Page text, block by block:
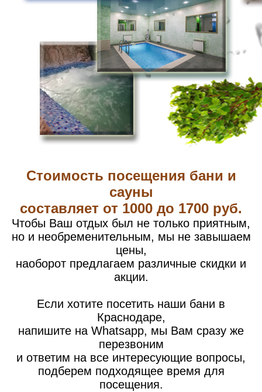
Стоимость посещения бани и
сауны
составляет от 1000 до 1700 руб.
Чтобы Ваш отдых был не только приятным,
но и необременительным, мы не завышаем
цены,
наоборот предлагаем различные скидки и
акции.
Если хотите посетить наши бани в
Краснодаре,
напишите на Whatsapp, мы Вам сразу же
перезвоним
и ответим на все интересующие вопросы,
подберем подходящее время для
посещения.